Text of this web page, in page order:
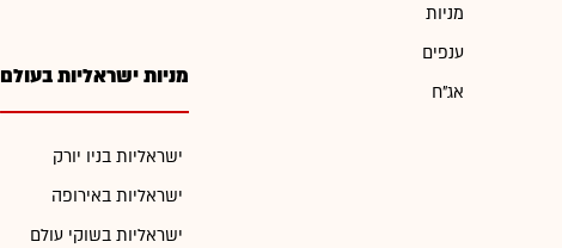
מניות
ענפים
אג"ח
מניות ישראליות בעולם
ישראליות בניו יורק
ישראליות באירופה
ישראליות בשוקי עולם